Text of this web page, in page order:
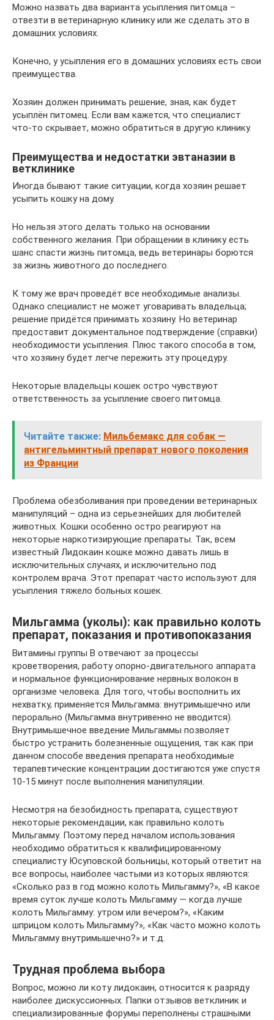
Можно назвать два варианта усыпления питомца –
отвезти в ветеринарную клинику или же сделать это в
домашних условиях.
Конечно, у усыпления его в домашних условиях есть свои
преимущества.
Хозяин должен принимать решение, зная, как будет
усыплён питомец. Если вам кажется, что специалист
что-то скрывает, можно обратиться в другую клинику.
Преимущества и недостатки эвтаназии в
ветклинике
Иногда бывают такие ситуации, когда хозяин решает
усыпить кошку на дому.
Но нельзя этого делать только на основании
собственного желания. При обращении в клинику есть
шанс спасти жизнь питомца, ведь ветеринары борются
за жизнь животного до последнего.
К тому же врач проведёт все необходимые анализы.
Однако специалист не может уговаривать владельца;
решение придётся принимать хозяину. Но ветеринар
предоставит документальное подтверждение (справки)
необходимости усыпления. Плюс такого способа в том,
что хозяину будет легче пережить эту процедуру.
Некоторые владельцы кошек остро чувствуют
ответственность за усыпление своего питомца.
Читайте также: Мильбемакс для собак —
антигельминтный препарат нового поколения
из Франции
Проблема обезболивания при проведении ветеринарных
манипуляций – одна из серьезнейших для любителей
животных. Кошки особенно остро реагируют на
некоторые наркотизирующие препараты. Так, всем
известный Лидокаин кошке можно давать лишь в
исключительных случаях, и исключительно под
контролем врача. Этот препарат часто используют для
усыпления тяжело больных кошек.
Мильгамма (уколы): как правильно колоть
препарат, показания и противопоказания
Витамины группы В отвечают за процессы
кроветворения, работу опорно-двигательного аппарата
и нормальное функционирование нервных волокон в
организме человека. Для того, чтобы восполнить их
нехватку, применяется Мильгамма: внутримышечно или
перорально (Мильгамма внутривенно не вводится).
Внутримышечное введение Мильгаммы позволяет
быстро устранить болезненные ощущения, так как при
данном способе введения препарата необходимые
терапевтические концентрации достигаются уже спустя
10-15 минут после выполнения манипуляции.
Несмотря на безобидность препарата, существуют
некоторые рекомендации, как правильно колоть
Мильгамму. Поэтому перед началом использования
необходимо обратиться к квалифицированному
специалисту Юсуповской больницы, который ответит на
все вопросы, наиболее частыми из которых являются:
«Сколько раз в год можно колоть Мильгамму?», «В какое
время суток лучше колоть Мильгамму — когда лучше
колоть Мильгамму: утром или вечером?», «Каким
шприцом колоть Мильгамму?», «Как часто можно колоть
Мильгамму внутримышечно?» и т.д.
Трудная проблема выбора
Вопрос, можно ли коту лидокаин, относится к разряду
наиболее дискуссионных. Папки отзывов ветклиник и
специализированные форумы переполнены страшными